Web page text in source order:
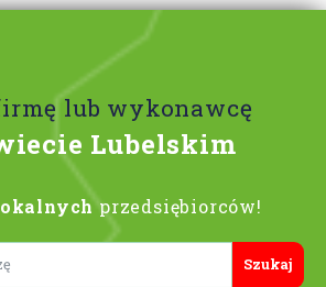
lub wykonawcę
Lubelskim
przedsiębiorców!